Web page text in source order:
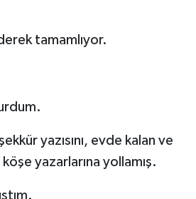
tamamlıyor.
yazısını, evde kalan ve
köşe yazarlarına yollamış.